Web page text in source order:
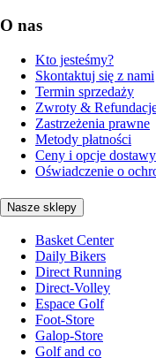
O nas
Kto jesteśmy?
Skontaktuj się z nami
Termin sprzedaży
Zwroty &
Zastrzeżenia prawne
Metody płatności
Ceny i opcje dostawy
Oświadczenie o
Nasze sklepy
Basket Center
Daily Bikers
Direct Running
Direct-Volley
Espace Golf
Foot-Store
Galop-Store
Golf and co